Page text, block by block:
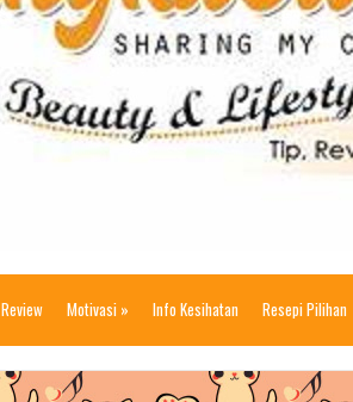
Review Motivasi » Info Kesihatan Resepi Pilihan